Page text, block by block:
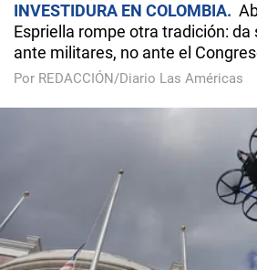
INVESTIDURA EN COLOMBIA
Espriella rompe otra tradición:
ante militares, no ante el
Por REDACCIÓN/Diario Las Américas